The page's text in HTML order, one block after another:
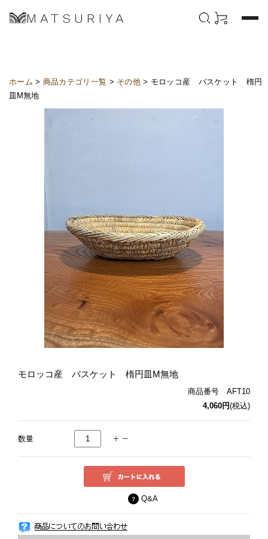
MATSURIYA
ホーム > 商品カテゴリ一覧 > その他 > モロッコ産 バスケット 楕円
皿M無地
モロッコ産 バスケット 楕円皿M無地
商品番号 AFT10
4,060円(税込)
数量
Q&A